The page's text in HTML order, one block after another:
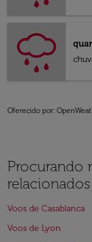
Oferecido por:
Procurando
relacionados
Voos de Casablanca
Voos de Lyon